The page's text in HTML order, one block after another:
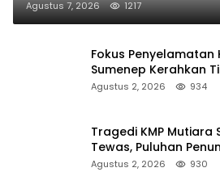
Agustus 7, 2026 1217
Fokus Penyelamatan
Sumenep Kerahkan
Ambulans ke
Agustus 2, 2026 934
Tragedi KMP Mutiara
Tewas, Puluhan
Pencarian
Agustus 2, 2026 930